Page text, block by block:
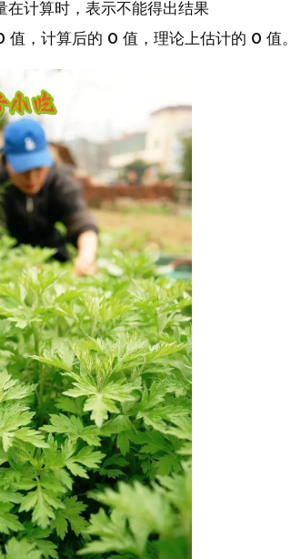
在计算时，表示不能得出结果
值，计算后的 0 值，理论上估计的 0 值。